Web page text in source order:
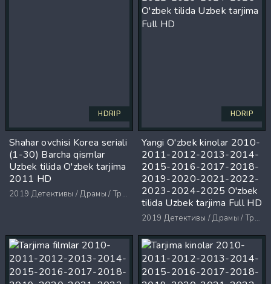
HDRIP
Shahar ovchisi Korea seriali
(1-30) Barcha qismlar
Uzbek tilida O'zbek tarjima
2011 HD
2019 Детективы / Драмы / Триллеры / Ужасы
HDRIP
Yangi O'zbek kinolar 2010-
2011-2012-2013-2014-
2015-2016-2017-2018-
2019-2020-2021-2022-
2023-2024-2025 O'zbek
tilida Uzbek tarjima Full HD
2019 Детективы / Драмы / Триллеры / Ужасы